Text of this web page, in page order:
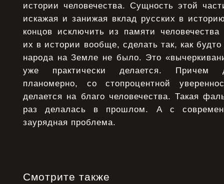
истории человечества. Сущность этой
искажая и занижая вклад русских в
концов исключить из памяти
их в истории вообще, сделать так, как будто
народа на Земле не было. Это
уже практически делается. Причем
планомерно, со стопроцентной
делается на благо человечества. Такая
раз делалась в прошлом. А с
заурядная проблема.
Смотрите также